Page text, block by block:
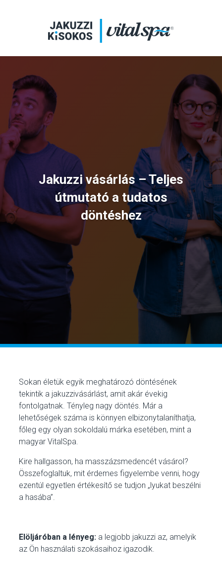
Jakuzzi vásárlás – Teljes
útmutató a tudatos
döntéshez
Sokan életük egyik meghatározó döntésének
tekintik a jakuzzivásárlást, amit akár évekig
fontolgatnak. Tényleg nagy döntés. Már a
lehetőségek száma is könnyen elbizonytalaníthatja,
főleg egy olyan sokoldalú márka esetében, mint a
magyar VitalSpa.
Kire hallgasson, ha masszázsmedencét vásárol?
Összefoglaltuk, mit érdemes figyelembe venni, hogy
ezentúl egyetlen értékesítő se tudjon „lyukat beszélni
a hasába”.
Elöljáróban a lényeg: a legjobb jakuzzi az, amelyik
az Ön használati szokásaihoz igazodik.